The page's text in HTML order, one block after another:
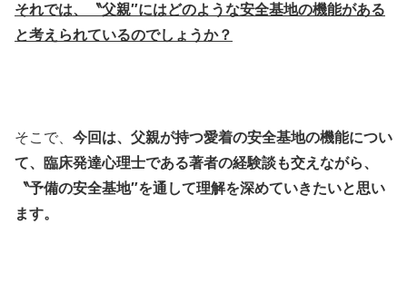
それでは、〝父親″にはどのような安全基地の機能がある
と考えられているのでしょうか？
そこで、 今回は、父親が持つ愛着の安全基地の機能につい
て、臨床発達心理士である著者の経験談も交えながら、
〝予備の安全基地″を通して理解を深めていきたいと思い
ます。